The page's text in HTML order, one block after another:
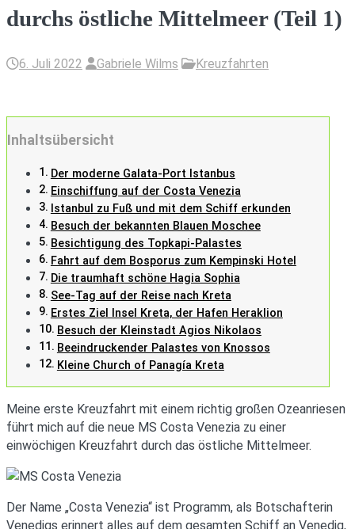
durchs östliche Mittelmeer (Teil 1)
6. Juli 2022 Gabriele Wilms Kreuzfahrten
Inhaltsübersicht
Der moderne Galata-Port Istanbus
Einschiffung auf der Costa Venezia
Istanbul zu Fuß und mit dem Schiff erkunden
Besuch der bekannten Blauen Moschee
Besichtigung des Topkapi-Palastes
Fahrt auf dem Bosporus zum Kempinski Hotel
Die traumhaft schöne Hagia Sophia
See-Tag auf der Reise nach Kreta
Erstes Ziel Insel Kreta, der Hafen Heraklion
Besuch der Kleinstadt Agios Nikolaos
Beeindruckender Palastes von Knossos
Kleine Church of Panagía Kreta
Meine erste Kreuzfahrt mit einem richtig großen Ozeanriesen
führt mich auf die neue MS Costa Venezia zu einer
einwöchigen Kreuzfahrt durch das östliche Mittelmeer.
Der Name „Costa Venezia“ ist Programm, als Botschafterin
Venedigs erinnert alles auf dem gesamten Schiff an Venedig,